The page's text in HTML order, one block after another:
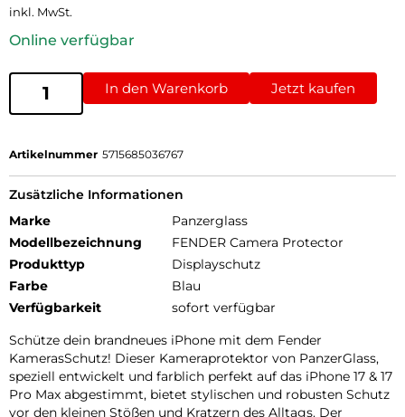
inkl. MwSt.
Online verfügbar
In den Warenkorb Jetzt kaufen
Artikelnummer 5715685036767
Zusätzliche Informationen
Marke
Panzerglass
Modellbezeichnung
FENDER Camera Protector
Produkttyp
Displayschutz
Farbe
Blau
Verfügbarkeit
sofort verfügbar
Schütze dein brandneues iPhone mit dem Fender
KamerasSchutz! Dieser Kameraprotektor von PanzerGlass,
speziell entwickelt und farblich perfekt auf das iPhone 17 & 17
Pro Max abgestimmt, bietet stylischen und robusten Schutz
vor den kleinen Stößen und Kratzern des Alltags. Der